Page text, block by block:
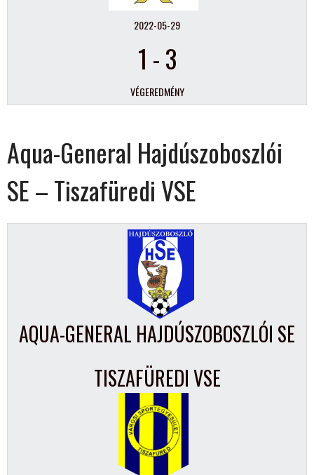
2022-05-29
1 -3
VÉGEREDMÉNY
Aqua-General Hajdúszoboszlói
SE – Tiszafüredi VSE
AQUA-GENERAL HAJDÚSZOBOSZLÓI SE
TISZAFÜREDI VSE